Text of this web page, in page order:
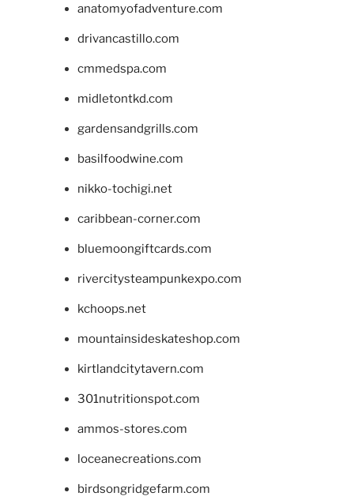
anatomyofadventure.com
drivancastillo.com
cmmedspa.com
midletontkd.com
gardensandgrills.com
basilfoodwine.com
nikko-tochigi.net
caribbean-corner.com
bluemoongiftcards.com
rivercitysteampunkexpo.com
kchoops.net
mountainsideskateshop.com
kirtlandcitytavern.com
301nutritionspot.com
ammos-stores.com
loceanecreations.com
birdsongridgefarm.com